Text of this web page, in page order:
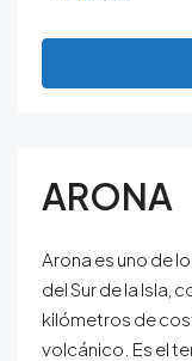
ARONA
Arona es uno de
del Sur de la Isla,
kilómetros de
volcánico. Es el